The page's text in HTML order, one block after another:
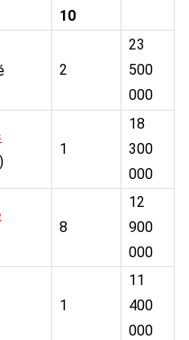
10
2
23
500
000
1
18
300
000
8
12
900
000
1
11
400
000